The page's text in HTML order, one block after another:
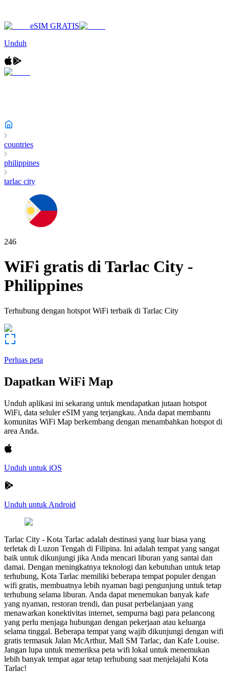
eSIM GRATIS
Unduh
countries
philippines
tarlac city
246
WiFi gratis diTarlac City -
Philippines
Terhubung dengan hotspot WiFi terbaik di Tarlac City
Perluas peta
Dapatkan WiFi Map
Unduh aplikasi ini sekarang untuk mendapatkan jutaan hotspot
WiFi, data seluler eSIM yang terjangkau. Anda dapat membantu
komunitas WiFi Map berkembang dengan menambahkan hotspot di
area Anda.
Unduh untuk iOS
Unduh untuk Android
Tarlac City - Kota Tarlac adalah destinasi yang luar biasa yang
terletak di Luzon Tengah di Filipina. Ini adalah tempat yang sangat
baik untuk dikunjungi jika Anda mencari liburan yang santai dan
damai. Dengan meningkatnya teknologi dan kebutuhan untuk tetap
terhubung, Kota Tarlac memiliki beberapa tempat populer dengan
wifi gratis, membuatnya lebih nyaman bagi pengunjung untuk tetap
terhubung selama liburan. Anda dapat menemukan banyak kafe
yang nyaman, restoran trendi, dan pusat perbelanjaan yang
menawarkan konektivitas internet, sempurna bagi para pelancong
yang perlu menjaga hubungan dengan pekerjaan atau keluarga
selama tinggal. Beberapa tempat yang wajib dikunjungi dengan wifi
gratis termasuk Jalan McArthur, Mall SM Tarlac, dan Kafe Louise.
Jangan lupa untuk memeriksa peta wifi lokal untuk menemukan
lebih banyak tempat agar tetap terhubung saat menjelajahi Kota
Tarlac!